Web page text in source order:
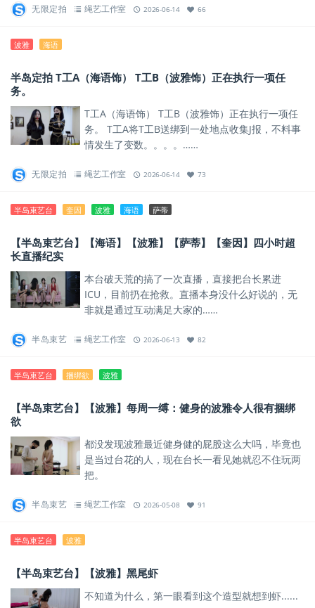
无限定拍 绳艺工作室 2026-06-14 66
波雅 海语
半岛定拍 T工A（海语饰） T工B（波雅饰）正在执行一项任
务。
T工A（海语饰） T工B（波雅饰）正在执行一项任
务。 T工A将T工B送绑到一处地点收集J报，不料事
情发生了变数。。。。……
无限定拍 绳艺工作室 2026-06-14 73
半岛束艺台 奎因 波雅 海语 萨蒂
【半岛束艺台】【海语】【波雅】【萨蒂】【奎因】四小时超
长直播纪实
本台破天荒的搞了一次直播，直接把台长累进
ICU，目前扔在抢救。直播本身没什么好说的，无
非就是通过互动满足大家的……
半岛束艺 绳艺工作室 2026-06-13 82
半岛束艺台 捆绑欲 波雅
【半岛束艺台】【波雅】每周一缚：健身的波雅令人很有捆绑
欲
都没发现波雅最近健身健的屁股这么大吗，毕竟也
是当过台花的人，现在台长一看见她就忍不住玩两
把。
半岛束艺 绳艺工作室 2026-05-08 91
半岛束艺台 波雅
【半岛束艺台】【波雅】黑尾虾
不知道为什么，第一眼看到这个造型就想到虾......